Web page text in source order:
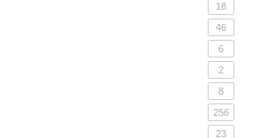
18
46
6
2
8
256
23